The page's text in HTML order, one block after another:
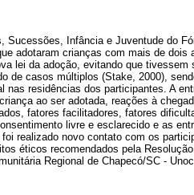
Sucessões, Infância e Juventude do
adotaram crianças com mais de dois
lei da adoção, evitando que tivessem
de casos múltiplos (Stake, 2000),
nas residências dos participantes. A
ao ser adotada, reações à
fatores facilitadores, fatores
livre e esclarecido e as
realizado novo contato com os
éticos recomendados pela Resolução
Regional de Chapecó/SC -